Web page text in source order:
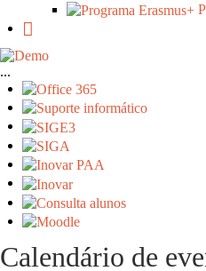
...
Calendário de